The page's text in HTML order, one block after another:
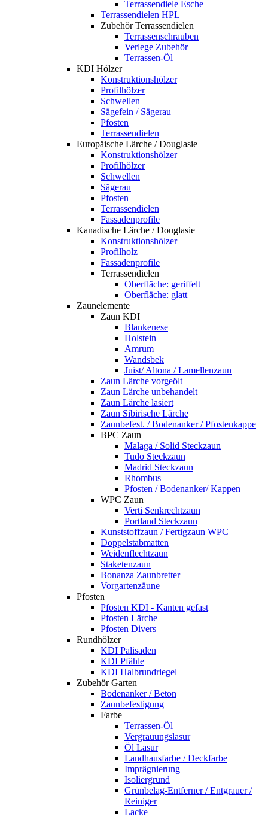
Terrassendiele Esche
Terrassendielen HPL
Zubehör Terrassendielen
Terrassenschrauben
Verlege Zubehör
Terrassen-Öl
KDI Hölzer
Konstruktionshölzer
Profilhölzer
Schwellen
Sägefein / Sägerau
Pfosten
Terrassendielen
Europäische Lärche / Douglasie
Konstruktionshölzer
Profilhölzer
Schwellen
Sägerau
Pfosten
Terrassendielen
Fassadenprofile
Kanadische Lärche / Douglasie
Konstruktionshölzer
Profilholz
Fassadenprofile
Terrassendielen
Oberfläche: geriffelt
Oberfläche: glatt
Zaunelemente
Zaun KDI
Blankenese
Holstein
Amrum
Wandsbek
Juist/ Altona / Lamellenzaun
Zaun Lärche vorgeölt
Zaun Lärche unbehandelt
Zaun Lärche lasiert
Zaun Sibirische Lärche
Zaunbefest. / Bodenanker / Pfostenkappe
BPC Zaun
Malaga / Solid Steckzaun
Tudo Steckzaun
Madrid Steckzaun
Rhombus
Pfosten / Bodenanker/ Kappen
WPC Zaun
Verti Senkrechtzaun
Portland Steckzaun
Kunststoffzaun / Fertigzaun WPC
Doppelstabmatten
Weidenflechtzaun
Staketenzaun
Bonanza Zaunbretter
Vorgartenzäune
Pfosten
Pfosten KDI - Kanten gefast
Pfosten Lärche
Pfosten Divers
Rundhölzer
KDI Palisaden
KDI Pfähle
KDI Halbrundriegel
Zubehör Garten
Bodenanker / Beton
Zaunbefestigung
Farbe
Terrassen-Öl
Vergrauungslasur
Öl Lasur
Landhausfarbe / Deckfarbe
Imprägnierung
Isoliergrund
Grünbelag-Entferner / Entgrauer /
Reiniger
Lacke